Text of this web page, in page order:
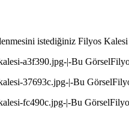
istediğiniz Filyos
a3f390.jpg-|-Bu
37693c.jpg-|-Bu
fc490c.jpg-|-Bu